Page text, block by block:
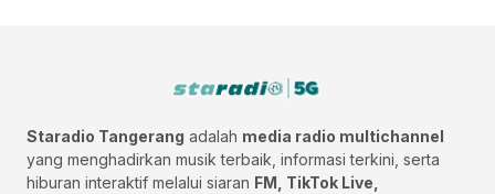
Staradio Tangerang adalah media radio multichannel
yang menghadirkan musik terbaik, informasi terkini, serta
hiburan interaktif melalui siaran FM, TikTok Live,